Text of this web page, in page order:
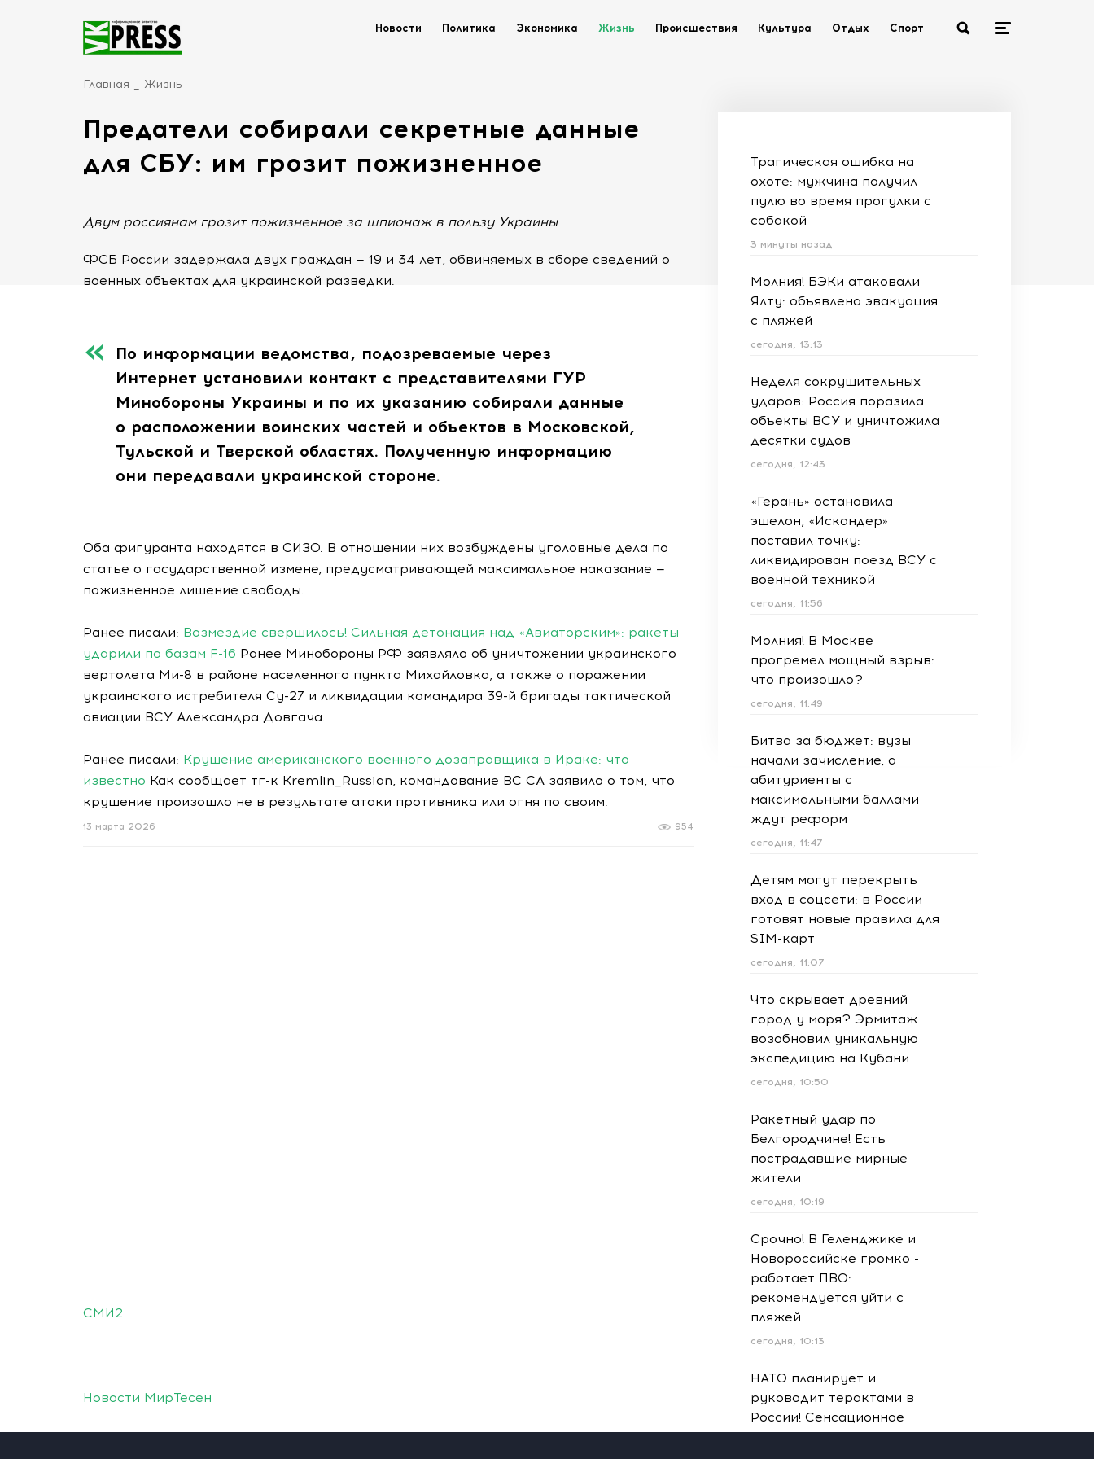
Новости Политика Экономика Жизнь Происшествия Культура Отдых Спорт
Главная Жизнь
Предатели собирали секретные данные
для СБУ: им грозит пожизненное
Двум россиянам грозит пожизненное за шпионаж в пользу Украины
ФСБ России задержала двух граждан — 19 и 34 лет, обвиняемых в сборе сведений о
военных объектах для украинской разведки.
По информации ведомства, подозреваемые через
Интернет установили контакт с представителями ГУР
Минобороны Украины и по их указанию собирали данные
о расположении воинских частей и объектов в Московской,
Тульской и Тверской областях. Полученную информацию
они передавали украинской стороне.
Оба фигуранта находятся в СИЗО. В отношении них возбуждены уголовные дела по
статье о государственной измене, предусматривающей максимальное наказание —
пожизненное лишение свободы.
Ранее писали: Возмездие свершилось! Сильная детонация над «Авиаторским»: ракеты
ударили по базам F-16 Ранее Минобороны РФ заявляло об уничтожении украинского
вертолета Ми-8 в районе населенного пункта Михайловка, а также о поражении
украинского истребителя Су-27 и ликвидации командира 39-й бригады тактической
авиации ВСУ Александра Довгача.
Ранее писали: Крушение американского военного дозаправщика в Ираке: что
известно Как сообщает тг-к Kremlin_Russian, командование ВС СА заявило о том, что
крушение произошло не в результате атаки противника или огня по своим.
954
13 марта 2026
Трагическая ошибка на
охоте: мужчина получил
пулю во время прогулки с
собакой
3 минуты назад
Молния! БЭКи атаковали
Ялту: объявлена эвакуация
с пляжей
сегодня, 13:13
Неделя сокрушительных
ударов: Россия поразила
объекты ВСУ и уничтожила
десятки судов
сегодня, 12:43
«Герань» остановила
эшелон, «Искандер»
поставил точку:
ликвидирован поезд ВСУ с
военной техникой
сегодня, 11:56
Молния! В Москве
прогремел мощный взрыв:
что произошло?
сегодня, 11:49
Битва за бюджет: вузы
начали зачисление, а
абитуриенты с
максимальными баллами
ждут реформ
сегодня, 11:47
Детям могут перекрыть
вход в соцсети: в России
готовят новые правила для
SIM-карт
сегодня, 11:07
Что скрывает древний
город у моря? Эрмитаж
возобновил уникальную
экспедицию на Кубани
сегодня, 10:50
Ракетный удар по
Белгородчине! Есть
пострадавшие мирные
жители
сегодня, 10:19
Срочно! В Геленджике и
Новороссийске громко -
работает ПВО:
рекомендуется уйти с
пляжей
сегодня, 10:13
НАТО планирует и
руководит терактами в
России! Сенсационное
заявление хакеров
СМИ2
Новости МирТесен